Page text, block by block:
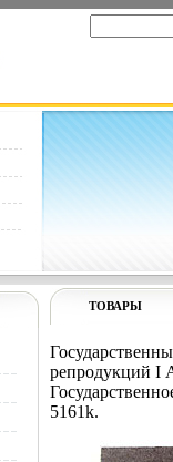
ТОВАРЫ
репродукций I
5161k.